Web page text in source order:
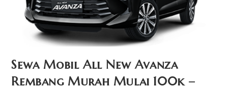
Sewa Mobil All New Avanza
Rembang Murah Mulai 100k –